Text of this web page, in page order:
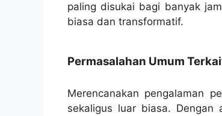
paling disukai bagi banyak
biasa dan transformatif.
Permasalahan Umum
Merencanakan pengalaman
sekaligus luar biasa.